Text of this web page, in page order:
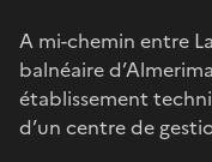
A mi-chemin entre
balnéaire
établissement
d’un centre de